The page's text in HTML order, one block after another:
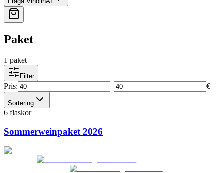
Paket
1 paket
Filter
Pris: – €
Sortering
6 flaskor
Sommerweinpaket 2026